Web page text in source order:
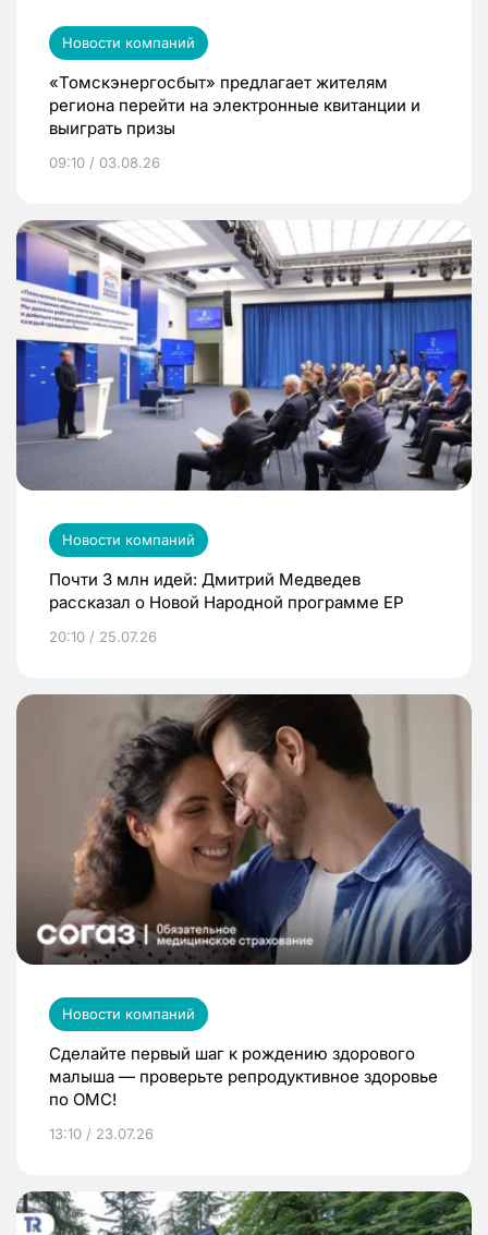
Новости компаний
«Томскэнергосбыт» предлагает жителям
региона перейти на электронные квитанции и
выиграть призы
09:10 / 03.08.26
Новости компаний
Почти 3 млн идей: Дмитрий Медведев
рассказал о Новой Народной программе ЕР
20:10 / 25.07.26
Новости компаний
Сделайте первый шаг к рождению здорового
малыша — проверьте репродуктивное здоровье
по ОМС!
13:10 / 23.07.26